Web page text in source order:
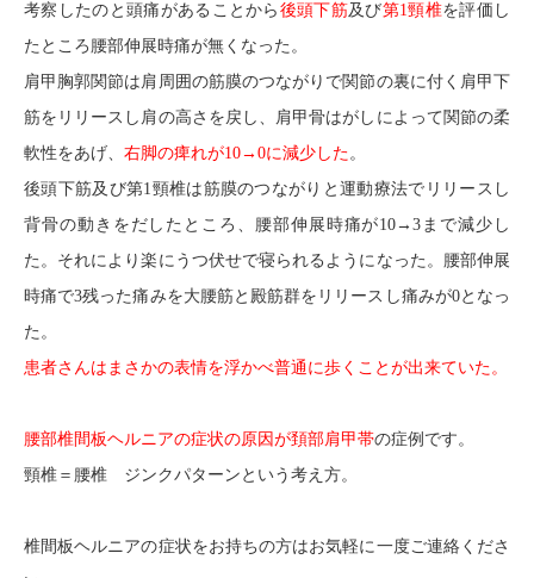
考察したのと頭痛があることから 後頭下筋及び第1頸椎を評価し
たところ腰部伸展時痛が無くなった。
肩甲胸郭関節は肩周囲の筋膜のつながりで関節の裏に付く肩甲下
筋をリリースし肩の高さを戻し、肩甲骨はがしによって関節の柔
軟性をあげ、 右脚の痺れが10→0に減少した。
後頭下筋及び第1頸椎は筋膜のつながりと運動療法でリリースし
背骨の動きをだしたところ、腰部伸展時痛が10→3まで減少し
た。それにより楽にうつ伏せで寝られるようになった。腰部伸展
時痛で3残った痛みを大腰筋と殿筋群をリリースし痛みが0となっ
た。
患者さんはまさかの表情を浮かべ普通に歩くことが出来ていた。
腰部椎間板ヘルニアの症状の原因が頚部肩甲帯の症例です。
頸椎＝腰椎 ジンクパターンという考え方。
椎間板ヘルニアの症状をお持ちの方はお気軽に一度ご連絡くださ